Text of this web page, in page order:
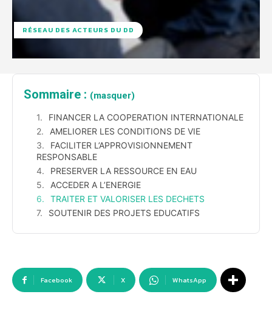
RÉSEAU DES ACTEURS DU DD
Sommaire : (masquer)
FINANCER LA COOPERATION INTERNATIONALE
AMELIORER LES CONDITIONS DE VIE
FACILITER L’APPROVISIONNEMENT
RESPONSABLE
PRESERVER LA RESSOURCE EN EAU
ACCEDER A L’ENERGIE
TRAITER ET VALORISER LES DECHETS
SOUTENIR DES PROJETS EDUCATIFS
Facebook X WhatsApp